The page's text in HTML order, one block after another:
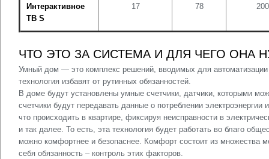
Интерактивное
ТВ S
17 78 200
ЧТО ЭТО ЗА СИСТЕМА И ДЛЯ ЧЕГО ОНА
Умный дом — это комплекс решений, вводимых для
технология избавят от рутинных обязанностей.
В доме будут установлены умные счетчики, датчики, которыми
счетчики будут передавать данные о потреблении
что происходить в квартире, фиксируя неисправности в
и так далее. То есть, эта технология будет работать во благо
можно комфортнее и безопаснее. Комфорт состоит из множества
себя обязанность – контроль этих факторов.